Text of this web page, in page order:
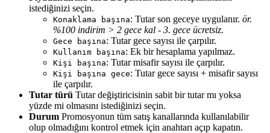
istediğinizi seçin.
Konaklama başına: Tutar son geceye uygulanır. ör.
%100 indirim > 2 gece kal - 3. gece ücretsiz.
Gece başına: Tutar gece sayısı ile çarpılır.
Kullanım başına: Ek bir hesaplama yapılmaz.
Kişi başına: Tutar misafir sayısı ile çarpılır.
Kişi başına gece: Tutar gece sayısı + misafir sayısı
ile çarpılır.
Tutar türü Tutar değiştiricisinin sabit bir tutar mı yoksa
yüzde mi olmasını istediğinizi seçin.
Durum Promosyonun tüm satış kanallarında kullanılabilir
olup olmadığını kontrol etmek için anahtarı açıp kapatın.